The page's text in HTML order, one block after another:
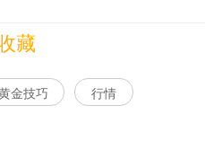
藏
金技巧 行情